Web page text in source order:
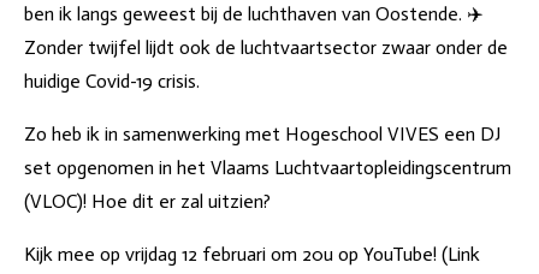
ben ik langs geweest bij de luchthaven van Oostende. ✈️
Zonder twijfel lijdt ook de luchtvaartsector zwaar onder de
huidige Covid-19 crisis.
Zo heb ik in samenwerking met Hogeschool VIVES een DJ
set opgenomen in het Vlaams Luchtvaartopleidingscentrum
(VLOC)! Hoe dit er zal uitzien?
Kijk mee op vrijdag 12 februari om 20u op YouTube! (Link